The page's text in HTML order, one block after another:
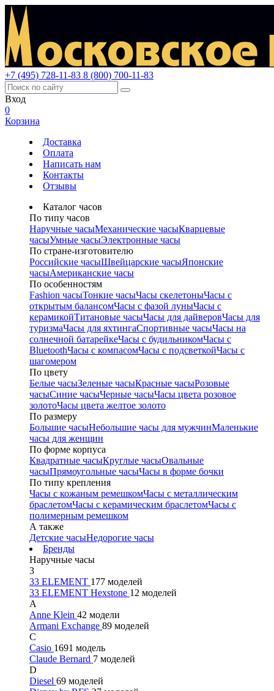
+7 (495) 728-11-83 8 (800) 700-11-83
Вход
0
Корзина
Доставка
Оплата
Написать нам
Контакты
Отзывы
Каталог часов
По типу часов
Наручные часыМеханические часыКварцевые
часыУмные часыЭлектронные часы
По стране-изготовителю
Российские часыШвейцарские часыЯпонские
часыАмериканские часы
По особенностям
Fashion часыТонкие часыЧасы скелетоныЧасы с
открытым балансомЧасы с фазой луныЧасы с
керамикойТитановые часыЧасы для дайверовЧасы для
туризмаЧасы для яхтингаСпортивные часыЧасы на
солнечной батарейкеЧасы с будильникомЧасы с
BluetoothЧасы с компасомЧасы с подсветкойЧасы с
шагомером
По цвету
Белые часыЗеленые часыКрасные часыРозовые
часыСиние часыЧерные часыЧасы цвета розовое
золотоЧасы цвета желтое золото
По размеру
Большие часыНебольшие часы для мужчинМаленькие
часы для женщин
По форме корпуса
Квадратные часыКруглые часыОвальные
часыПрямоугольные часыЧасы в форме бочки
По типу крепления
Часы с кожаным ремешкомЧасы с металлическим
браслетомЧасы с керамическим браслетомЧасы с
полимерным ремешком
А также
Детские часыНедорогие часы
Бренды
Наручные часы
3
33 ELEMENT 177 моделей
33 ELEMENT Hexstone 12 моделей
A
Anne Klein 42 модели
Armani Exchange 89 моделей
C
Casio 1691 модель
Claude Bernard 7 моделей
D
Diesel 69 моделей